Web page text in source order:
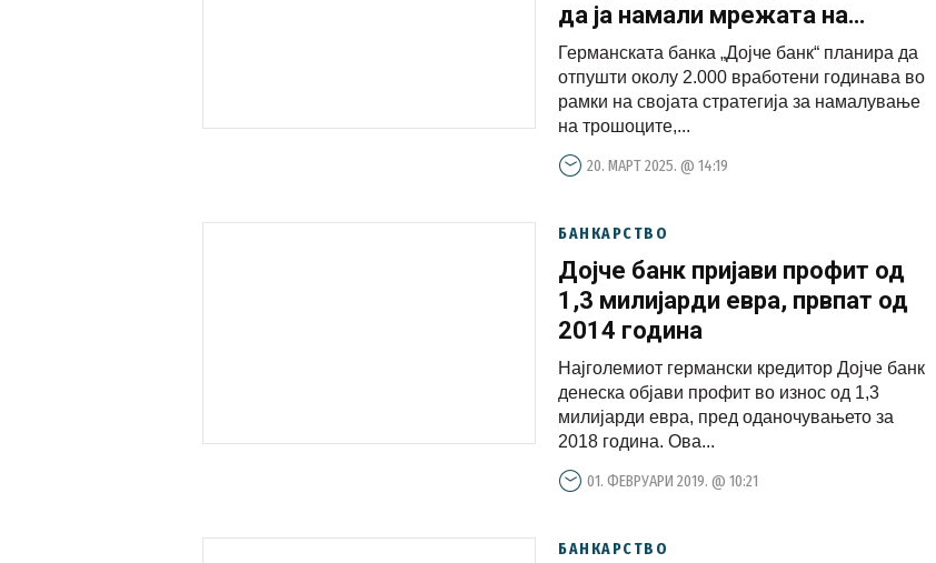
да ја намали мрежата на
филијали
Германската банка „Дојче банк“ планира да
отпушти околу 2.000 вработени годинава во
рамки на својата стратегија за намалување
на трошоците,...
20. МАРТ 2025. @ 14:19
БАНКАРСТВО
Дојче банк пријави профит од
1,3 милијарди евра, првпат од
2014 година
Најголемиот германски кредитор Дојче банк
денеска објави профит во износ од 1,3
милијарди евра, пред оданочувањето за
2018 година. Ова...
01. ФЕВРУАРИ 2019. @ 10:21
БАНКАРСТВО